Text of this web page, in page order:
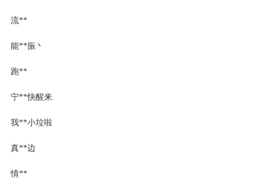
流**
能**振丶
跑**
宁**快醒来.
我**小垃啦
真**边
情**